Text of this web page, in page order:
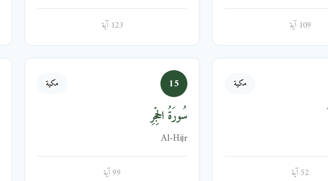
109 آية 123 آية
مكية
52 آية
15 مكية
سُورَةُ الحِجۡرِ
Al-Hijr
99 آية